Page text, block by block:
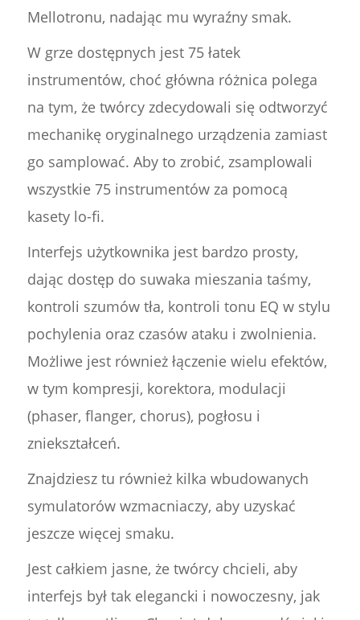
Mellotronu, nadając mu wyraźny smak.
W grze dostępnych jest 75 łatek
instrumentów, choć główna różnica polega
na tym, że twórcy zdecydowali się odtworzyć
mechanikę oryginalnego urządzenia zamiast
go samplować. Aby to zrobić, zsamplowali
wszystkie 75 instrumentów za pomocą
kasety lo-fi.
Interfejs użytkownika jest bardzo prosty,
dając dostęp do suwaka mieszania taśmy,
kontroli szumów tła, kontroli tonu EQ w stylu
pochylenia oraz czasów ataku i zwolnienia.
Możliwe jest również łączenie wielu efektów,
w tym kompresji, korektora, modulacji
(phaser, flanger, chorus), pogłosu i
zniekształceń.
Znajdziesz tu również kilka wbudowanych
symulatorów wzmacniaczy, aby uzyskać
jeszcze więcej smaku.
Jest całkiem jasne, że twórcy chcieli, aby
interfejs był tak elegancki i nowoczesny, jak